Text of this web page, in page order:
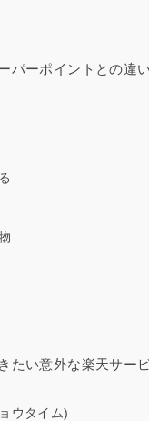
パーポイントとの違い
たい意外な楽天サー
ウタイム)